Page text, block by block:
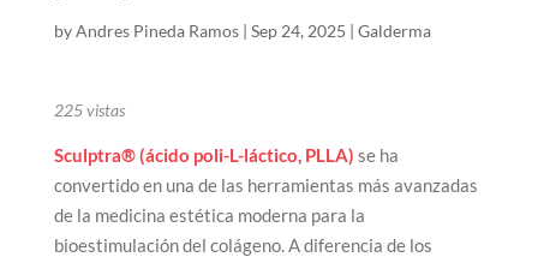
byAndres Pineda Ramos| Sep 24, 2025 | Galderma
225vistas
Sculptra® (ácido poli-L-láctico, PLLA) se ha
convertido en una de las herramientas más avanzadas
de la medicina estética moderna para la
bioestimulación del colágeno. A diferencia de los